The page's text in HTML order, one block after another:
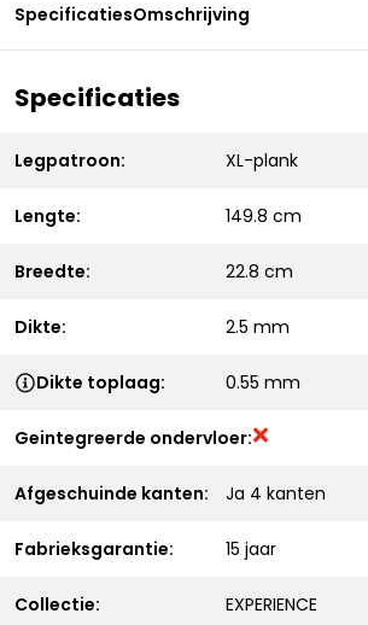
SpecificatiesOmschrijving
Specificaties
Legpatroon: XL-plank
Lengte: 149.8 cm
Breedte: 22.8 cm
Dikte: 2.5 mm
Dikte toplaag: 0.55 mm
Geintegreerde ondervloer:
Afgeschuinde kanten: Ja 4 kanten
Fabrieksgarantie: 15 jaar
Collectie: EXPERIENCE